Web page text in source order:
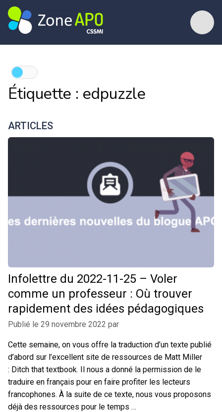
Étiquette : edpuzzle
ARTICLES
Infolettre du 2022-11-25 – Voler
comme un professeur : Où trouver
rapidement des idées pédagogiques
Publié le 29 novembre 2022 par
Cette semaine, on vous offre la traduction d’un texte publié
d’abord sur l’excellent site de ressources de Matt Miller
: Ditch that textbook. Il nous a donné la permission de le
traduire en français pour en faire profiter les lecteurs
francophones. À la suite de ce texte, nous vous proposons
déjà des ressources pour le temps …